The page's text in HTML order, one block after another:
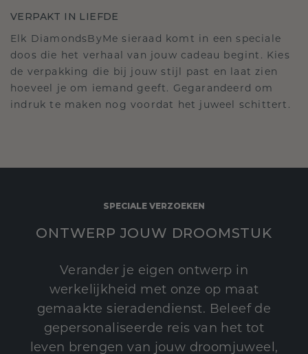
VERPAKT IN LIEFDE
Elk DiamondsByMe sieraad komt in een speciale
doos die het verhaal van jouw cadeau begint. Kies
de verpakking die bij jouw stijl past en laat zien
hoeveel je om iemand geeft. Gegarandeerd om
indruk te maken nog voordat het juweel schittert.
SPECIALE VERZOEKEN
ONTWERP JOUW DROOMSTUK
Verander je eigen ontwerp in
werkelijkheid met onze op maat
gemaakte sieradendienst. Beleef de
gepersonaliseerde reis van het tot
leven brengen van jouw droomjuweel,